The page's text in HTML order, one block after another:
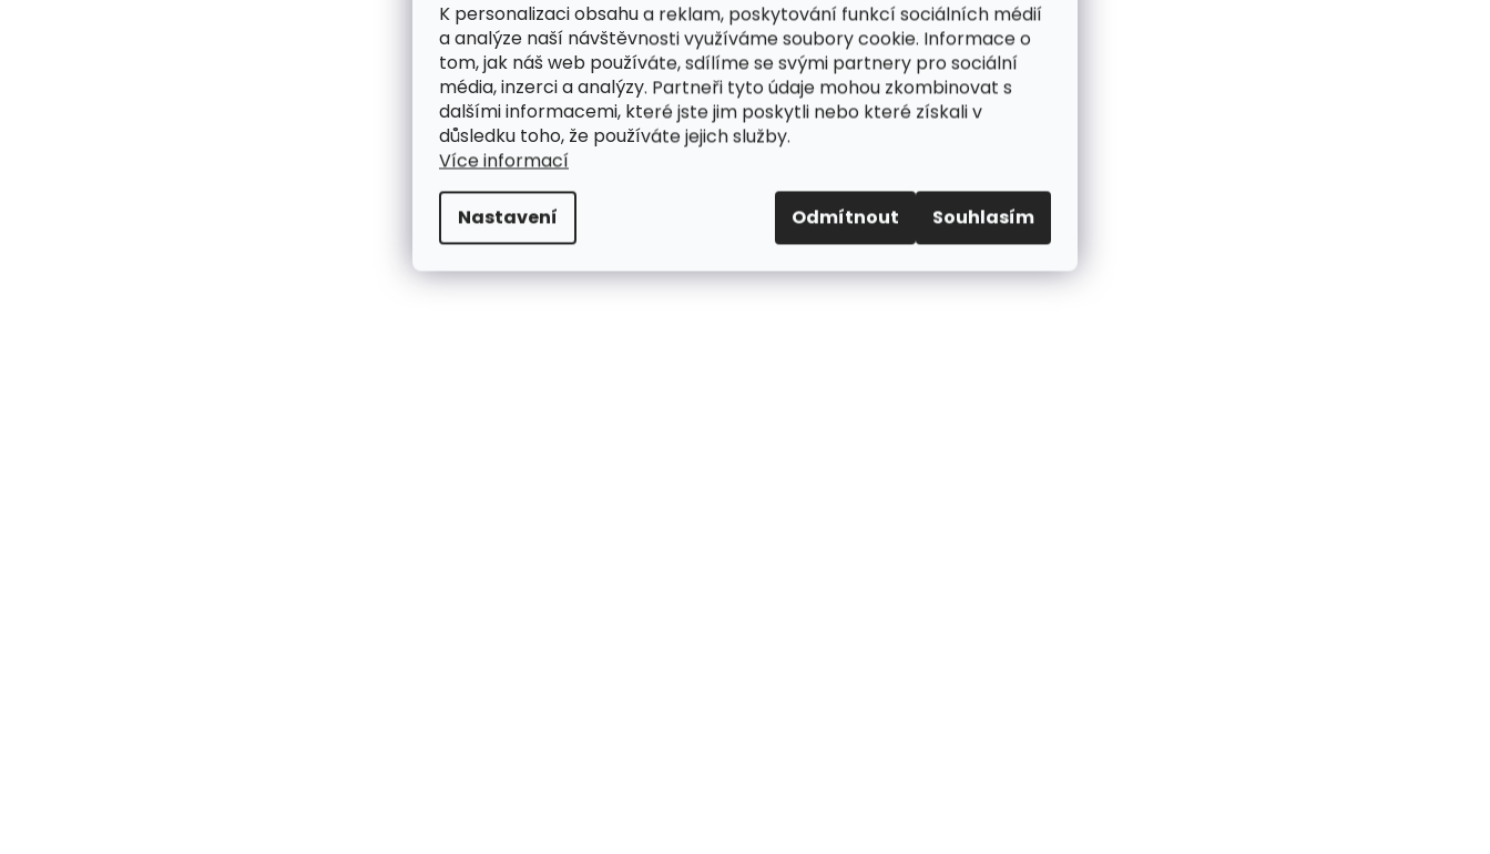
K personalizaci obsahu a reklam, poskytování funkcí sociálních médií
a analýze naší návštěvnosti využíváme soubory cookie. Informace o
tom, jak náš web používáte, sdílíme se svými partnery pro sociální
média, inzerci a analýzy. Partneři tyto údaje mohou zkombinovat s
dalšími informacemi, které jste jim poskytli nebo které získali v
důsledku toho, že používáte jejich služby.
Více informací
Nastavení Odmítnout Souhlasím